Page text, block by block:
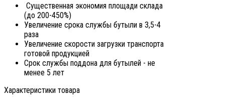
Существенная экономия площади склада
(до 200-450%)
Увеличение срока службы бутыли в 3,5-4
раза
Увеличение скорости загрузки транспорта
готовой продукцией
Срок службы поддона для бутылей - не
менее 5 лет
Характеристики товара